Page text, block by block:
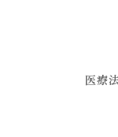
医療